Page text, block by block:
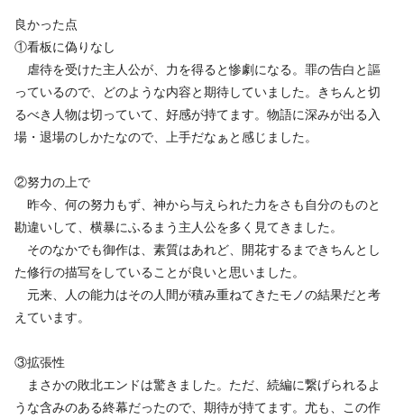
良かった点
①看板に偽りなし
虐待を受けた主人公が、力を得ると惨劇になる。罪の告白と謳
っているので、どのような内容と期待していました。きちんと切
るべき人物は切っていて、好感が持てます。物語に深みが出る入
場・退場のしかたなので、上手だなぁと感じました。
②努力の上で
昨今、何の努力もず、神から与えられた力をさも自分のものと
勘違いして、横暴にふるまう主人公を多く見てきました。
そのなかでも御作は、素質はあれど、開花するまできちんとし
た修行の描写をしていることが良いと思いました。
元来、人の能力はその人間が積み重ねてきたモノの結果だと考
えています。
③拡張性
まさかの敗北エンドは驚きました。ただ、続編に繋げられるよ
うな含みのある終幕だったので、期待が持てます。尤も、この作